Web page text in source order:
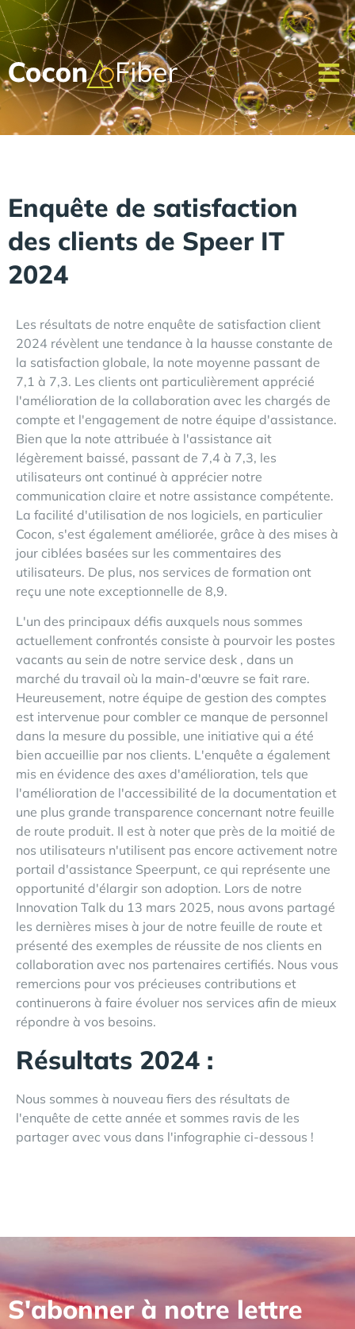
Enquête de satisfaction
des clients de Speer IT
2024
Les résultats de notre enquête de satisfaction client
2024 révèlent une tendance à la hausse constante de
la satisfaction globale, la note moyenne passant de
7,1 à 7,3. Les clients ont particulièrement apprécié
l'amélioration de la collaboration avec les chargés de
compte et l'engagement de notre équipe d'assistance.
Bien que la note attribuée à l'assistance ait
légèrement baissé, passant de 7,4 à 7,3, les
utilisateurs ont continué à apprécier notre
communication claire et notre assistance compétente.
La facilité d'utilisation de nos logiciels, en particulier
Cocon, s'est également améliorée, grâce à des mises à
jour ciblées basées sur les commentaires des
utilisateurs. De plus, nos services de formation ont
reçu une note exceptionnelle de 8,9.
L'un des principaux défis auxquels nous sommes
actuellement confrontés consiste à pourvoir les postes
vacants au sein de notre service desk , dans un
marché du travail où la main-d'œuvre se fait rare.
Heureusement, notre équipe de gestion des comptes
est intervenue pour combler ce manque de personnel
dans la mesure du possible, une initiative qui a été
bien accueillie par nos clients. L'enquête a également
mis en évidence des axes d'amélioration, tels que
l'amélioration de l'accessibilité de la documentation et
une plus grande transparence concernant notre feuille
de route produit. Il est à noter que près de la moitié de
nos utilisateurs n'utilisent pas encore activement notre
portail d'assistance Speerpunt, ce qui représente une
opportunité d'élargir son adoption. Lors de notre
Innovation Talk du 13 mars 2025, nous avons partagé
les dernières mises à jour de notre feuille de route et
présenté des exemples de réussite de nos clients en
collaboration avec nos partenaires certifiés. Nous vous
remercions pour vos précieuses contributions et
continuerons à faire évoluer nos services afin de mieux
répondre à vos besoins.
Résultats 2024 :
Nous sommes à nouveau fiers des résultats de
l'enquête de cette année et sommes ravis de les
partager avec vous dans l'infographie ci-dessous !
S'abonner à notre lettre